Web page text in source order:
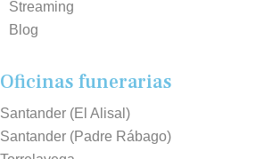
Streaming
Blog
Oficinas funerarias
Santander (El Alisal)
Santander (Padre Rábago)